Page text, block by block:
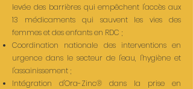
levée des barrières qui empêchent l'accès aux
13 médicaments qui sauvent les vies des
femmes et des enfants en RDC ;
Coordination nationale des interventions en
urgence dans le secteur de l'eau, l'hygiène et
l'assainissement ;
Intégration d'Ora-Zinc® dans la prise en